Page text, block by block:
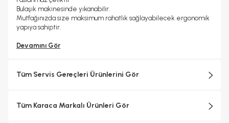
Bulaşık makinesinde yıkanabilir.
Mutfağınızda size maksimum rahatlık sağlayabilecek ergonomik
yapıya sahiptir.
Devamını Gör
Tüm Servis Gereçleri Ürünlerini Gör
Tüm Karaca Markalı Ürünleri Gör